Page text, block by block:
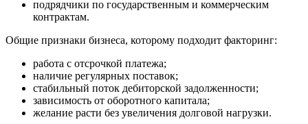
подрядчики по государственным и коммерческим
контрактам.
Общие признаки бизнеса, которому подходит факторинг:
работа с отсрочкой платежа;
наличие регулярных поставок;
стабильный поток дебиторской задолженности;
зависимость от оборотного капитала;
желание расти без увеличения долговой нагрузки.